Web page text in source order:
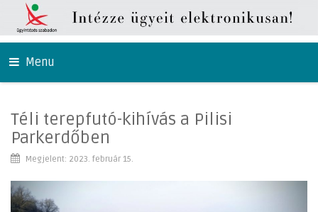
Menu
Téli terepfutó-kihívás a Pilisi
Parkerdőben
Megjelent: 2023. február 15.